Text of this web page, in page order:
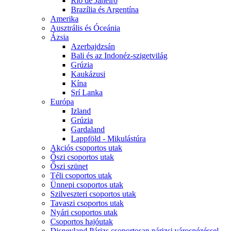
Brazília és Argentína
Amerika
Ausztrális és Óceánia
Ázsia
Azerbajdzsán
Bali és az Indonéz-szigetvilág
Grúzia
Kaukázusi
Kína
Srí Lanka
Európa
Izland
Grúzia
Gardaland
Lappföld - Mikulástúra
Akciós csoportos utak
Őszi csoportos utak
Őszi szünet
Téli csoportos utak
Ünnepi csoportos utak
Szilveszteri csoportos utak
Tavaszi csoportos utak
Nyári csoportos utak
Csoportos hajóutak